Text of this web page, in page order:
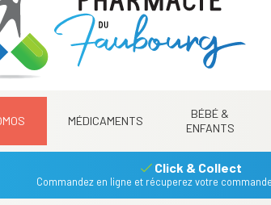
MÉDICAMENTS
BÉBÉ &
ENFANTS
Click & Collect
Commandez en ligne et récuperez votre